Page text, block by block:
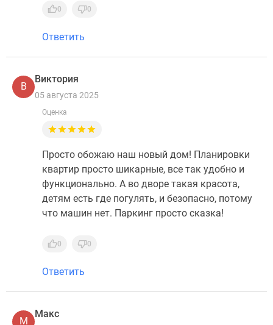
0 0
Ответить
В
Виктория
05 августа 2025
Оценка
Просто обожаю наш новый дом! Планировки
квартир просто шикарные, все так удобно и
функционально. А во дворе такая красота,
детям есть где погулять, и безопасно, потому
что машин нет. Паркинг просто сказка!
0 0
Ответить
М
Макс